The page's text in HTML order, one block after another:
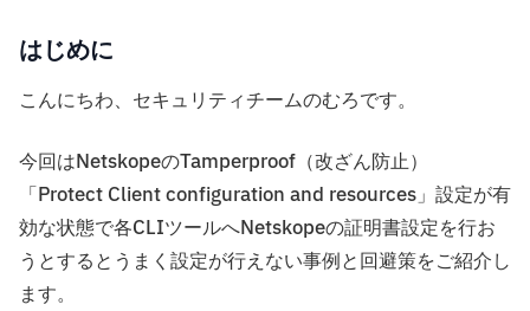
はじめに
こんにちわ、セキュリティチームのむろです。
今回はNetskopeのTamperproof（改ざん防止）
「Protect Client configuration and resources」設定が有
効な状態で各CLIツールへNetskopeの証明書設定を行お
うとするとうまく設定が行えない事例と回避策をご紹介し
ます。